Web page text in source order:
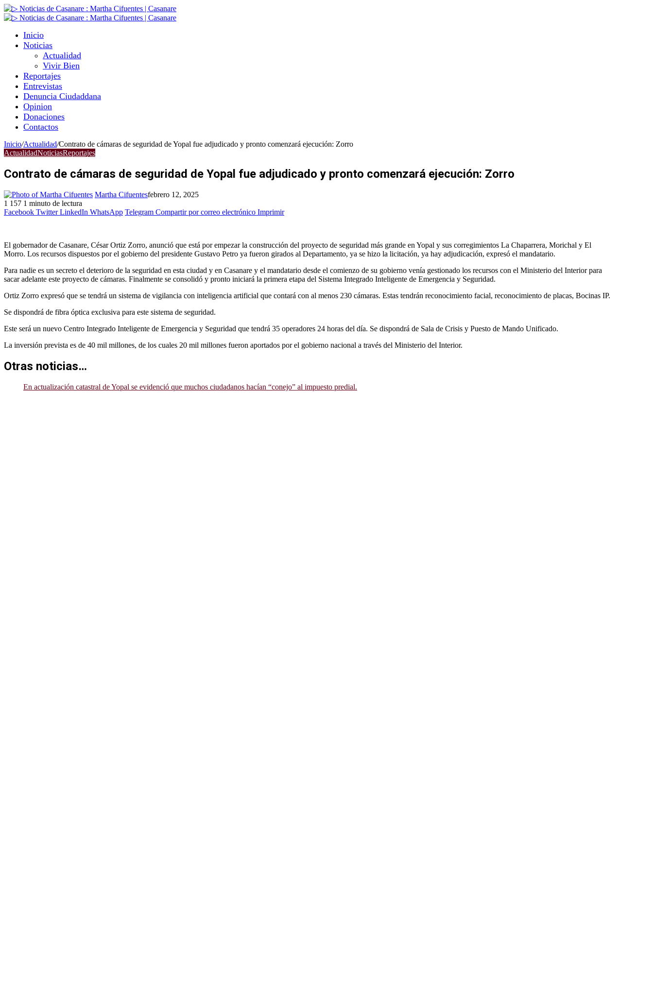
Inicio
Noticias
Actualidad
Vivir Bien
Reportajes
Entrevistas
Denuncia Ciudaddana
Opinion
Donaciones
Contactos
Inicio/Actualidad/Contrato de cámaras de seguridad de Yopal fue adjudicado y pronto comenzará ejecución: Zorro
ActualidadNoticiasReportajes
Contrato de cámaras de seguridad de Yopal fue adjudicado y pronto comenzará ejecución: Zorro
Martha Cifuentesfebrero 12, 2025
1 157 1 minuto de lectura
Facebook Twitter LinkedIn WhatsApp Telegram Compartir por correo electrónico Imprimir
El gobernador de Casanare, César Ortiz Zorro, anunció que está por empezar la construcción del proyecto de seguridad más grande en Yopal y sus corregimientos La Chaparrera, Morichal y El
Morro. Los recursos dispuestos por el gobierno del presidente Gustavo Petro ya fueron girados al Departamento, ya se hizo la licitación, ya hay adjudicación, expresó el mandatario.
Para nadie es un secreto el deterioro de la seguridad en esta ciudad y en Casanare y el mandatario desde el comienzo de su gobierno venía gestionado los recursos con el Ministerio del Interior para
sacar adelante este proyecto de cámaras. Finalmente se consolidó y pronto iniciará la primera etapa del Sistema Integrado Inteligente de Emergencia y Seguridad.
Ortiz Zorro expresó que se tendrá un sistema de vigilancia con inteligencia artificial que contará con al menos 230 cámaras. Estas tendrán reconocimiento facial, reconocimiento de placas, Bocinas IP.
Se dispondrá de fibra óptica exclusiva para este sistema de seguridad.
Este será un nuevo Centro Integrado Inteligente de Emergencia y Seguridad que tendrá 35 operadores 24 horas del día. Se dispondrá de ⁠Sala de Crisis y ⁠Puesto de Mando Unificado.
La inversión prevista es de 40 mil millones, de los cuales 20 mil millones fueron aportados por el gobierno nacional a través del Ministerio del Interior.
Otras noticias…
En actualización catastral de Yopal se evidenció que muchos ciudadanos hacían “conejo” al impuesto predial.